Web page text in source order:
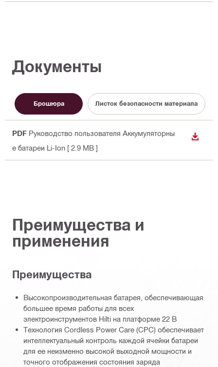
Документы
Брошюра Листок безопасности материала
PDF Руководство пользователя Аккумуляторны
е батареи Li-Ion [ 2.9 MB ]
Преимущества и
применения
Преимущества
Высокопроизводительная батарея, обеспечивающая
большее время работы для всех
электроинструментов Hilti на платформе 22 В
Технология Cordless Power Care (CPC) обеспечивает
интеллектуальный контроль каждой ячейки батареи
для ее неизменно высокой выходной мощности и
точного отображения состояния заряда